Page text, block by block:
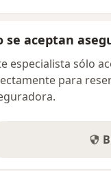
se aceptan
especialista sólo
para